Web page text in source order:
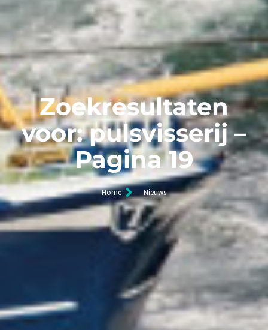
Zoekresultaten
voor: pulsvisserij –
Pagina 19
Home Nieuws